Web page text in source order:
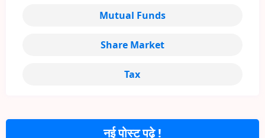
नई पोस्ट पढ़े !
Mutual Funds
Share Market
Tax